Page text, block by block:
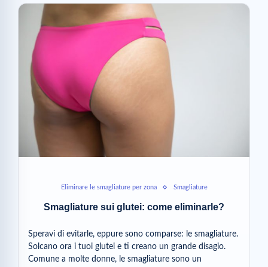
Eliminare le smagliature per zona Smagliature
Smagliature sui glutei: come eliminarle?
Speravi di evitarle, eppure sono comparse: le smagliature.
Solcano ora i tuoi glutei e ti creano un grande disagio.
Comune a molte donne, le smagliature sono un